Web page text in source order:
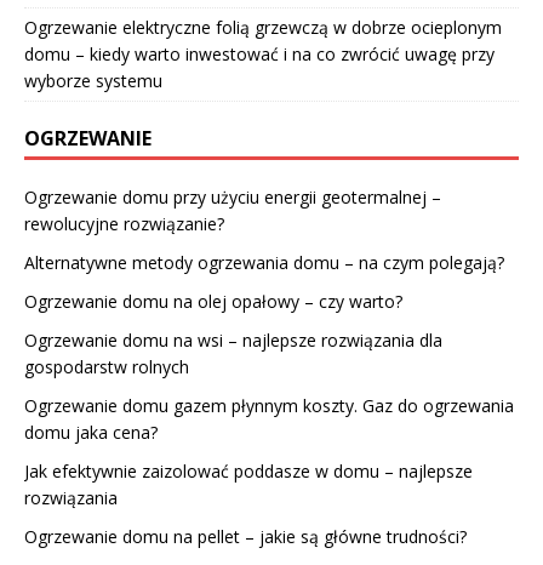
Ogrzewanie elektryczne folią grzewczą w dobrze ocieplonym
domu – kiedy warto inwestować i na co zwrócić uwagę przy
wyborze systemu
OGRZEWANIE
Ogrzewanie domu przy użyciu energii geotermalnej –
rewolucyjne rozwiązanie?
Alternatywne metody ogrzewania domu – na czym polegają?
Ogrzewanie domu na olej opałowy – czy warto?
Ogrzewanie domu na wsi – najlepsze rozwiązania dla
gospodarstw rolnych
Ogrzewanie domu gazem płynnym koszty. Gaz do ogrzewania
domu jaka cena?
Jak efektywnie zaizolować poddasze w domu – najlepsze
rozwiązania
Ogrzewanie domu na pellet – jakie są główne trudności?